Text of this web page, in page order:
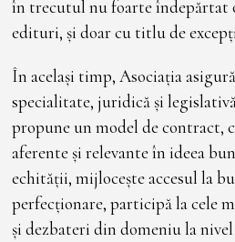
în trecutul nu foarte îndepărtat
edituri, și doar cu titlu de
În același timp, Asociația
specialitate, juridică și
propune un model de contract,
aferente și relevante în ideea
echității, mijlocește accesul la
perfecționare, participă la cele
și dezbateri din domeniu la